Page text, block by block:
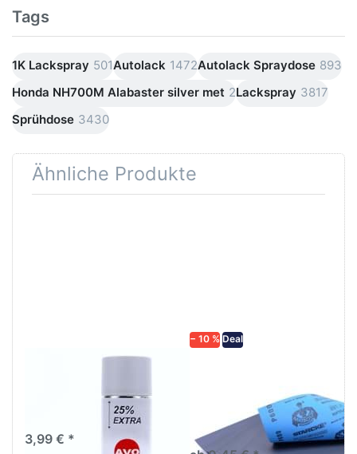
Tags
1K Lackspray 501Autolack 1472Autolack Spraydose 893
Honda NH700M Alabaster silver met 2Lackspray 3817
Sprühdose 3430
Ähnliche Produkte
3,99 € *
− 10 % Deal
diversen Körnungen
Nass-Schleifpapier zur nass
und trocken anwendung